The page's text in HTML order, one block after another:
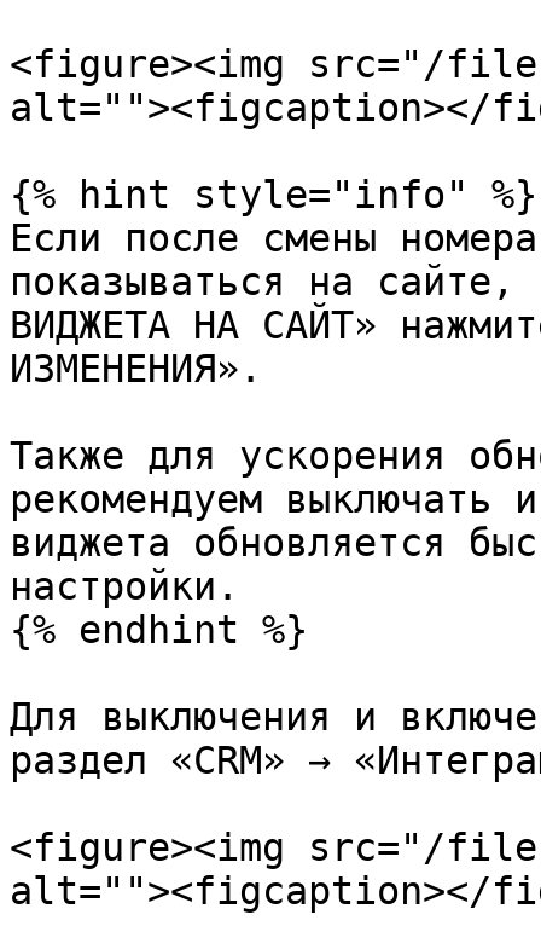
<figure><img src="/files/
alt=""><figcaption></
{% hint style="info" %}
Если после смены
показываться на сайте,
ВИДЖЕТА НА САЙТ»
ИЗМЕНЕНИЯ».
Также для ускорения
рекомендуем выключать
виджета обновляется
настройки.
{% endhint %}
Для выключения и
раздел «CRM» →
<figure><img src="/files/
alt=""><figcaption></